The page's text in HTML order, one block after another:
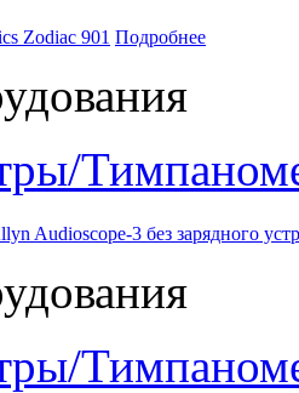
Zodiac 901 Подробнее
Audioscope-3 без зарядного